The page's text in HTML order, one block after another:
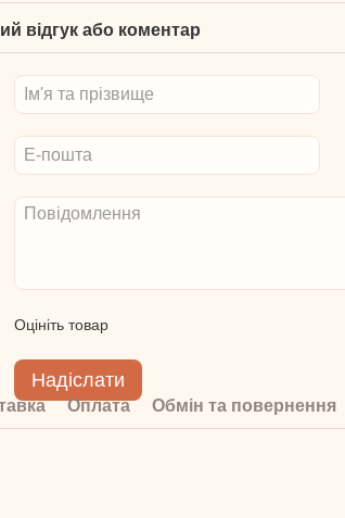
відгук або коментар
Оцініть товар
Надіслати
Оплата Обмін та повернення